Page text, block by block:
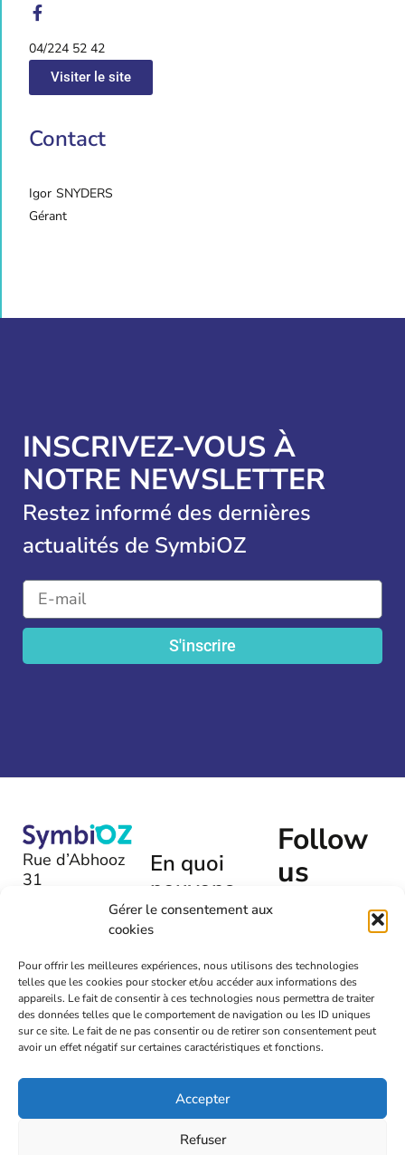
Gérer le consentement aux
cookies
Pour offrir les meilleures expériences, nous utilisons des technologies
telles que les cookies pour stocker et/ou accéder aux informations des
appareils. Le fait de consentir à ces technologies nous permettra de traiter
des données telles que le comportement de navigation ou les ID uniques
sur ce site. Le fait de ne pas consentir ou de retirer son consentement peut
avoir un effet négatif sur certaines caractéristiques et fonctions.
Accepter
Refuser
04/224 52 42
Visiter le site
Contact
Igor SNYDERS
Gérant
INSCRIVEZ-VOUS À
NOTRE NEWSLETTER
Restez informé des dernières
actualités de SymbiOZ
S'inscrire
Rue d’Abhooz
31
+32 (0)475
54 00 72
info@symbioz.org
En quoi
pouvons-
nous
vous aider
?
Laissez-
nous un
message
Follow
us